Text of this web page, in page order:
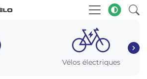
Vélos électriques